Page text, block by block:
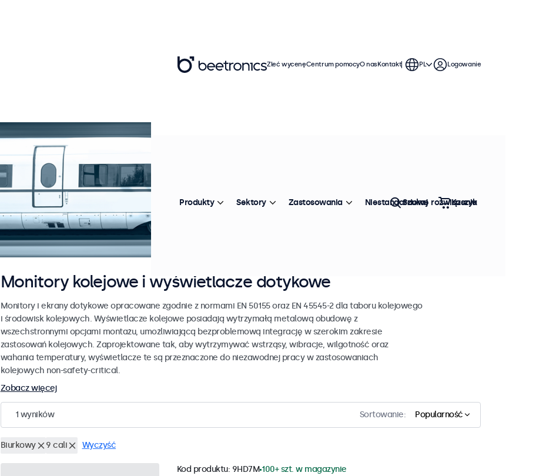
Monitory kolejowe i wyświetlacze dotykowe
Monitory i ekrany dotykowe opracowane zgodnie z normami EN 50155 oraz EN 45545-2 dla taboru kolejowego
i środowisk kolejowych. Wyświetlacze kolejowe posiadają wytrzymałą metalową obudowę z
wszechstronnymi opcjami montażu, umożliwiającą bezproblemową integrację w szerokim zakresie
zastosowań kolejowych. Zaprojektowane tak, aby wytrzymywać wstrząsy, wibracje, wilgotność oraz
wahania temperatury, wyświetlacze te są przeznaczone do niezawodnej pracy w zastosowaniach
kolejowych non-safety-critical.
Zobacz więcej
1 wyników Sortowanie: Popularność
Biurkowy 9 cali Wyczyść
Kod produktu: 9HD7M 100+ szt. w magazynie
Zleć wycenęCentrum pomocyO nasKontakt PL Logowanie
Produkty Sektory Zastosowania Niestandardowe rozwiązania
Szukaj Koszyk